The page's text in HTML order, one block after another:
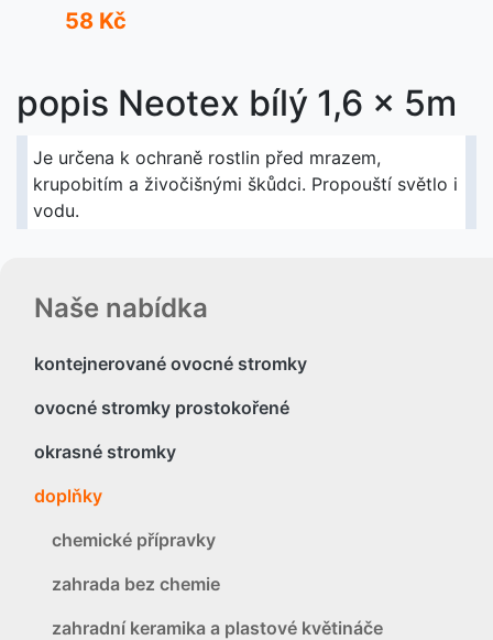
Naše nabídka
kontejnerované ovocné stromky
ovocné stromky prostokořené
okrasné stromky
doplňky
chemické přípravky
zahrada bez chemie
zahradní keramika a plastové květináče
58 Kč
popis Neotex bílý 1,6 x 5m
Je určena k ochraně rostlin před mrazem,
krupobitím a živočišnými škůdci. Propouští světlo i
vodu.